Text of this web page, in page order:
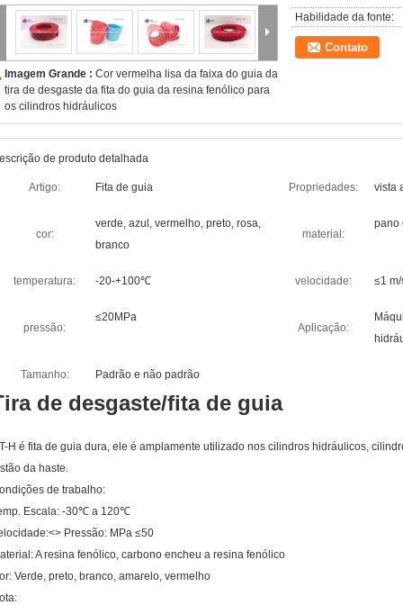
Imagem Grande : Cor vermelha lisa da faixa do guia da
tira de desgaste da fita do guia da resina fenólico para
os cilindros hidráulicos
Habilidade da fonte:
Contato
de produto detalhada
Artigo: Fita de guia Propriedades: vista
cor:
verde, azul, vermelho, preto, rosa,
branco
material:
pano
temperatura: -20-+100℃ velocidade: ≤1 m/
pressão:
≤20MPa
Aplicação:
Tamanho: Padrão e não padrão
de desgaste/fita de guia
H é fita de guia dura, ele é amplamente utilizado nos cilindros hidráulicos,
da haste.
de trabalho:
Escala: -30℃ a 120℃
Pressão: MPa ≤50
A resina fenólico, carbono encheu a resina fenólico
Verde, preto, branco, amarelo, vermelho